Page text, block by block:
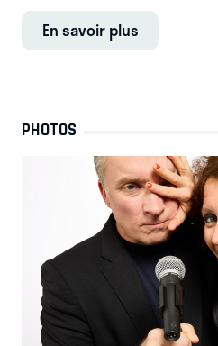
En savoir plus
PHOTOS